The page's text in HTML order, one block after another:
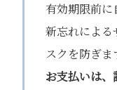
有効期限前
新忘れによる
スクを防ぎま
お支払いは、